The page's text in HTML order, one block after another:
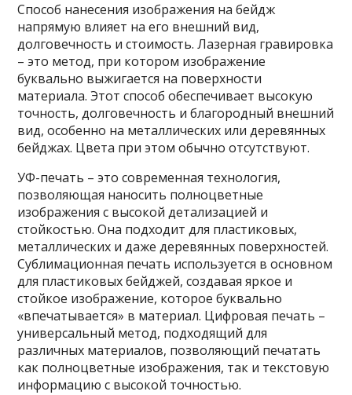
Способ нанесения изображения на бейдж
напрямую влияет на его внешний вид,
долговечность и стоимость. Лазерная гравировка
– это метод, при котором изображение
буквально выжигается на поверхности
материала. Этот способ обеспечивает высокую
точность, долговечность и благородный внешний
вид, особенно на металлических или деревянных
бейджах. Цвета при этом обычно отсутствуют.
УФ-печать – это современная технология,
позволяющая наносить полноцветные
изображения с высокой детализацией и
стойкостью. Она подходит для пластиковых,
металлических и даже деревянных поверхностей.
Сублимационная печать используется в основном
для пластиковых бейджей, создавая яркое и
стойкое изображение, которое буквально
«впечатывается» в материал. Цифровая печать –
универсальный метод, подходящий для
различных материалов, позволяющий печатать
как полноцветные изображения, так и текстовую
информацию с высокой точностью.